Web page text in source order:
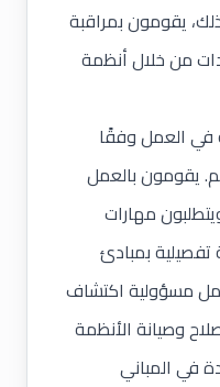
يقومون بمراقبة
من خلال أنظمة
في العمل وفقًا
يقومون بالعمل
مهارات
بمبادئ
مسؤولية اكتشاف
وصيانة الأنظمة
في المباني